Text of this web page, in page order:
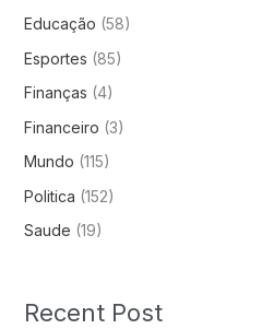
Educação (58)
Esportes (85)
Finanças (4)
Financeiro (3)
Mundo (115)
Politica (152)
Saude (19)
Recent Post